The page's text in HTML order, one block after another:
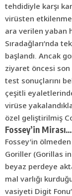
tehdidiyle karşı
virüsten
ara verilen yaban
Sıradağları’nda
başlandı. Ancak
ziyaret öncesi son
test sonuçlarını
çeşitli
virüse
özel geliştirilmiş
Fossey’in Mirası…
Fossey’in
Goriller (Gorillas
beyaz perdeye
mal varlığı
vasiyeti Digit